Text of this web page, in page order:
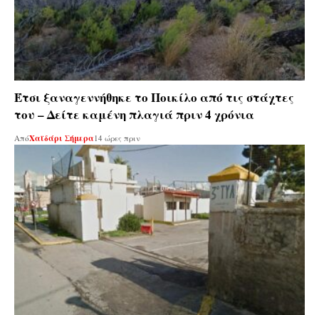
Έτσι ξαναγεννήθηκε το Ποικίλο από τις στάχτες
του – Δείτε καμένη πλαγιά πριν 4 χρόνια
ΑπόΧαϊδάρι Σήμερα 14 ώρες πριν